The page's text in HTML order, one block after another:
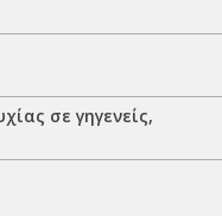
σε γηγενείς,